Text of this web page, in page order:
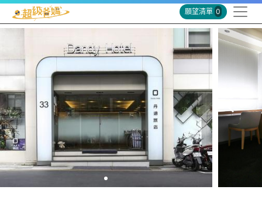
願望清單 0